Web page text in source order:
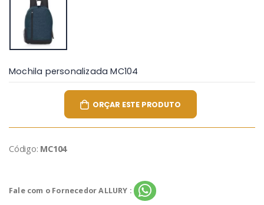
Mochila personalizada MC104
ORÇAR ESTE PRODUTO
Código: MC104
Fale com o Fornecedor ALLURY :